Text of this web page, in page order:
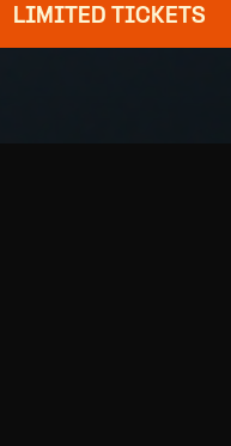
LIMITED TICKETS